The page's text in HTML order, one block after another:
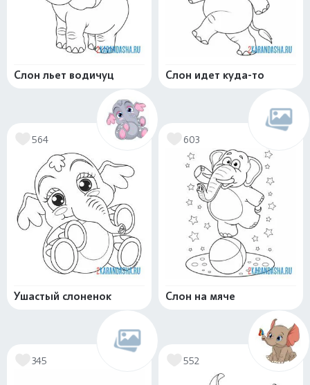
Слон льет водичуц Слон идет куда-то
564
Ушастый слоненок
603
Слон на мяче
345 552